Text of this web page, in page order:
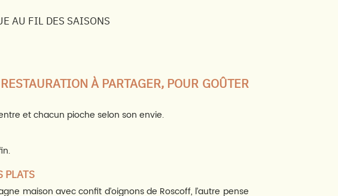
AU FIL DES SAISONS
À PARTAGER, POUR GOÛTER
et chacun pioche selon son envie.
PLATS
maison avec confit d’oignons de Roscoff, l’autre pense